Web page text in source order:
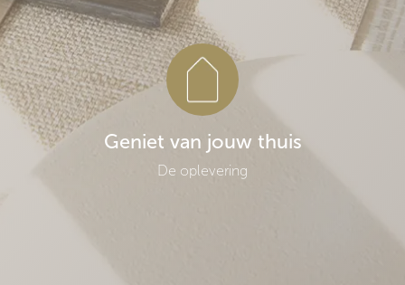
Geniet van jouw thuis
De oplevering